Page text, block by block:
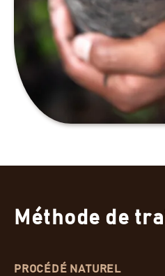
Méthode de
PROCÉDÉ NATUREL